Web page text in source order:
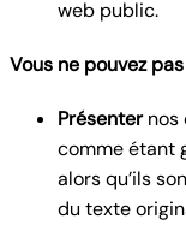
web public.
Vous ne pouvez pas
Présenternos
comme étant
alors qu’ils
du texte